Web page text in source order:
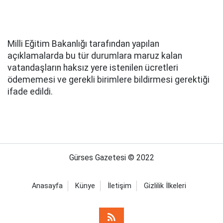
Milli Eğitim Bakanlığı tarafından yapılan
açıklamalarda bu tür durumlara maruz kalan
vatandaşların haksız yere istenilen ücretleri
ödememesi ve gerekli birimlere bildirmesi gerektiği
ifade edildi.
Gürses Gazetesi © 2022
Anasayfa Künye İletişim Gizlilik İlkeleri